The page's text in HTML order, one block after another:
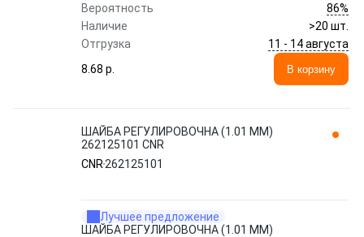
Вероятность
86%
Наличие
>20 шт.
Отгрузка
11 - 14 августа
8.68 p.
В корзину
ШАЙБА РЕГУЛИРОВОЧНА (1.01 MM)
262125101 CNR
CNR 262125101
Лучшее предложение
ШАЙБА РЕГУЛИРОВОЧНА (1.01 MM)